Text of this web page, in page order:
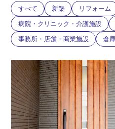
すべて 新築 リフォーム
病院・クリニック・介護施設
事務所・店舗・商業施設 倉